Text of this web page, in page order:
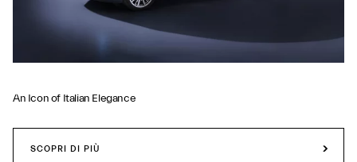
An Icon of Italian Elegance
SCOPRI DI PIÙ